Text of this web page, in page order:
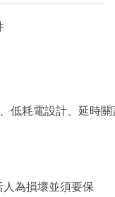
低耗電設計、延時關
為損壞並須要保